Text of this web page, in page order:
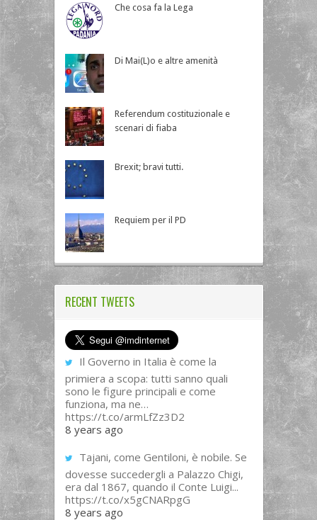
Che cosa fa la Lega
Di Mai(L)o e altre amenità
Referendum costituzionale e
scenari di fiaba
Brexit; bravi tutti.
Requiem per il PD
RECENT TWEETS
Il Governo in Italia è come la
primiera a scopa: tutti sanno quali
sono le figure principali e come
funziona, ma ne…
https://t.co/armLfZz3D2
8 years ago
Tajani, come Gentiloni, è nobile. Se
dovesse succedergli a Palazzo Chigi,
era dal 1867, quando il Conte Luigi...
https://t.co/x5gCNARpgG
8 years ago